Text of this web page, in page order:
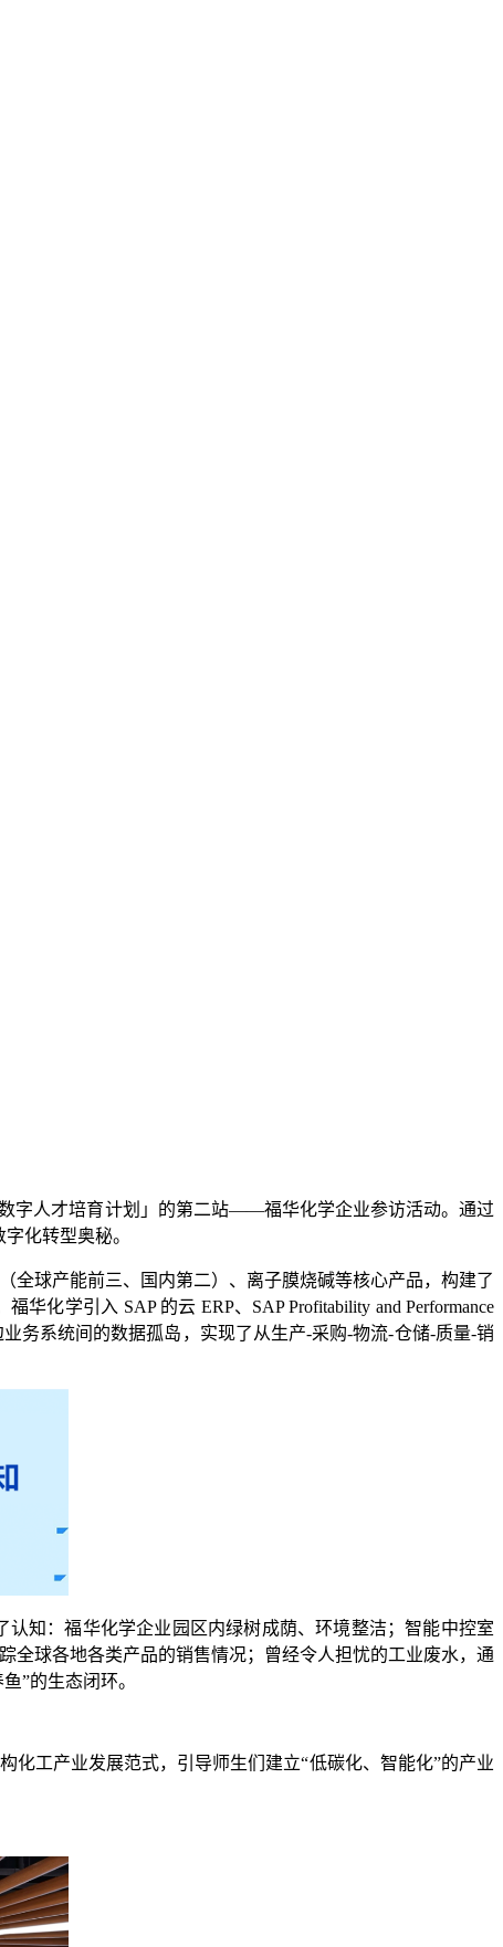
字⼈才培育计划」的第二站——福华化学企业参访活动。通过
化转型奥秘。
全球产能前三、国内第二）、离子膜烧碱等核心产品，构建了
化学引入 SAP 的云 ERP、SAP Profitability and Performance
业务系统间的数据孤岛，实现了从生产-采购-物流-仓储-质量-销
知：福华化学企业园区内绿树成荫、环境整洁；智能中控室
全球各地各类产品的销售情况；曾经令人担忧的工业废水，通
”的生态闭环。
工产业发展范式，引导师生们建立“低碳化、智能化”的产业